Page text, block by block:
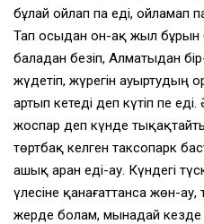
бұлай ойлап па едi, ойламап
Тап осыдан он-ақ жыл бұрын
баладан безiп, Алматыдан
жүдетiп, жүрегiн ауыртудың
артып кетедi деп күтiп пе
жоспар деп күнде
төртбақ келген таксопарк
ашық аран едi-ау. Күндегi
үлесiне қанағаттанса жөн-
жерде болам, мынадай кезде